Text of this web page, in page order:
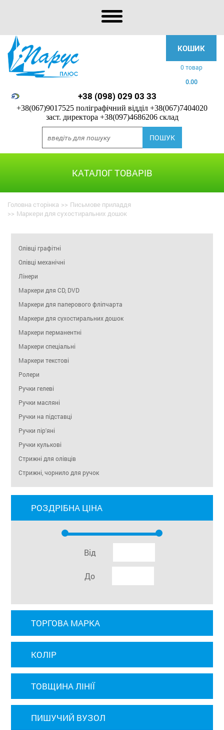
КОШИК
0 товар
0.00
+38 (098) 029 03 33
+38(067)9017525 поліграфічний відділ +38(067)7404020
заст. директора +38(097)4686206 склад
КАТАЛОГ ТОВАРІВ
Головна сторінка >> Письмове приладдя
>> Маркери для сухостиральних дошок
Олівці графітні
Олівці механічні
Лінери
Маркери для CD, DVD
Маркери для паперового фліпчарта
Маркери для сухостиральних дошок
Маркери перманентні
Маркери спеціальні
Маркери текстові
Ролери
Ручки гелеві
Ручки масляні
Ручки на підставці
Ручки пір'яні
Ручки кулькові
Стрижні для олівців
Стрижні, чорнило для ручок
РОЗДРІБНА ЦІНА
Від
До
ТОРГОВА МАРКА
КОЛІР
ТОВЩИНА ЛІНІЇ
ПИШУЧИЙ ВУЗОЛ